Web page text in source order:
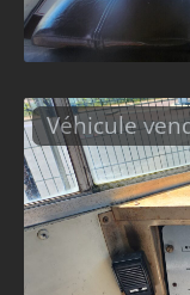
Véhicule